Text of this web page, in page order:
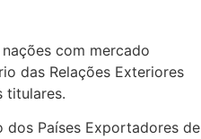
com mercado
das Relações Exteriores
titulares.
dos Países Exportadores de